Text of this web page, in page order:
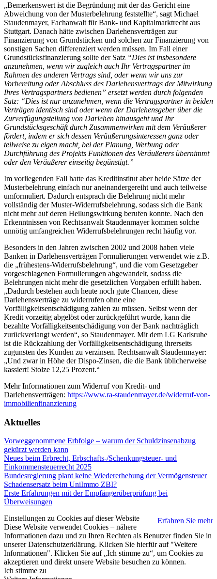
„Bemerkenswert ist die Begründung mit der das Gericht eine
Abweichung von der Musterbelehrung feststellte“, sagt Michael
Staudenmayer, Fachanwalt für Bank- und Kapitalmarktrecht aus
Stuttgart. Danach hätte zwischen Darlehensverträgen zur
Finanzierung von Grundstücken und solchen zur Finanzierung von
sonstigen Sachen differenziert werden müssen. Im Fall einer
Grundstücksfinanzierung sollte der Satz “Dies ist insbesondere
anzunehmen, wenn wir zugleich auch Ihr Vertragspartner im
Rahmen des anderen Vertrags sind, oder wenn wir uns zur
Vorbereitung oder Abschluss des Darlehensvertrags der Mitwirkung
Ihres Vertragspartners bedienen” ersetzt werden durch folgenden
Satz: “Dies ist nur anzunehmen, wenn die Vertragspartner in beiden
Verträgen identisch sind oder wenn der Darlehensgeber über die
Zurverfügungstellung von Darlehen hinausgeht und Ihr
Grundstücksgeschäft durch Zusammenwirken mit dem Veräußerer
fördert, indem er sich dessen Veräußerungsinteressen ganz oder
teilweise zu eigen macht, bei der Planung, Werbung oder
Durchführung des Projekts Funktionen des Veräußerers übernimmt
oder den Veräußerer einseitig begünstigt.”
Im vorliegenden Fall hatte das Kreditinstitut aber beide Sätze der
Musterbelehrung einfach nur aneinandergereiht und auch teilweise
umformuliert. Dadurch entsprach die Belehrung nicht mehr
vollständig der Muster-Widerrufsbelehrung, sodass sich die Bank
nicht mehr auf deren Heilungswirkung berufen konnte. Nach den
Erkenntnissen von Rechtsanwalt Staudenmayer kommen solche
unnötig umfangreichen Widerrufsbelehrungen recht häufig vor.
Besonders in den Jahren zwischen 2002 und 2008 haben viele
Banken in Darlehensverträgen Formulierungen verwendet wie z.B.
die „frühestens-Widerrufsbelehrung“, und die vom Gesetzgeber
vorgeschlagenen Formulierungen abgewandelt, sodass die
Belehrungen nicht mehr die gesetzlichen Vorgaben erfüllt haben.
„Dadurch bestehen auch heute noch gute Chancen, diese
Darlehensverträge zu widerrufen ohne eine
Vorfälligkeitsentschädigung zahlen zu müssen. Selbst wenn der
Kredit vorzeitig abgelöst oder zurückgeführt wurde, kann die
bezahlte Vorfälligkeitsentschädigung von der Bank nachträglich
zurückverlangt werden“, so Staudenmayer. Mit dem LG Karlsruhe
ist die Rückzahlung der Vorfälligkeitsentschädigung ihrerseits
zugunsten des Kunden zu verzinsen. Rechtsanwalt Staudenmayer:
„Und zwar in Höhe der Dispo-Zinsen, die die Bank üblicherweise
kassiert! Stolze 12,25 Prozent.“
Mehr Informationen zum Widerruf von Kredit- und
Darlehensverträgen: https://www.ra-staudenmayer.de/widerruf-von-
immobilienfinanzierung
Aktuelles
Vorweggenommene Erbfolge – warum der Schuldzinsenabzug
gekürzt werden kann
Neues beim Erbrecht, Erbschafts-/Schenkungsteuer- und
Einkommensteuerrecht 2025
Bundesregierung plant keine Wiedererhebung der Vermögensteuer
Schadensersatz beim UniImmo ZBI?
Erste Erfahrungen mit der Empfängerüberprüfung bei
Überweisungen
Erfahren Sie mehr
Einstellungen zu Cookies auf dieser Website
Diese Website verwendet Cookies – nähere
Informationen dazu und zu Ihren Rechten als Benutzer finden Sie in
unserer Datenschutzerklärung. Klicken Sie hierfür auf "Weitere
Informationen". Klicken Sie auf „Ich stimme zu“, um Cookies zu
akzeptieren und direkt unsere Website besuchen zu können.
Ich stimme zu